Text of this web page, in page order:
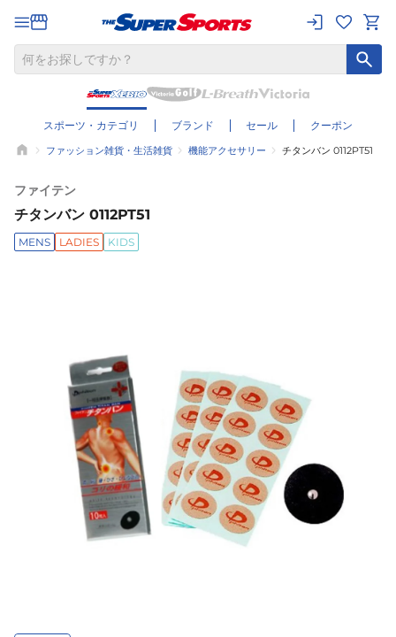
スポーツ・カテゴリ ブランド セール クーポン
ファッション雑貨・生活雑貨 機能アクセサリー チタンバン 0112PT51
ファイテン
チタンバン 0112PT51
MENS LADIES KIDS